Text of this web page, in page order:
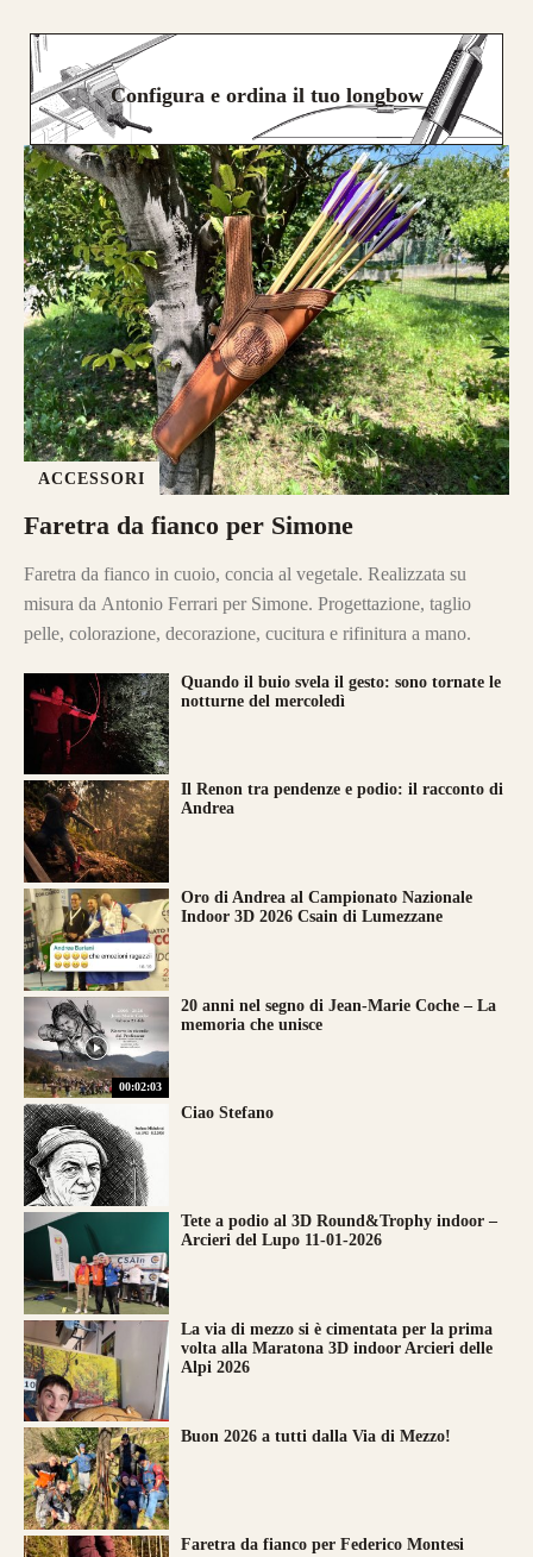
Configura e ordina il tuo longbow
ACCESSORI
Faretra da fianco per Simone
Faretra da fianco in cuoio, concia al vegetale. Realizzata su
misura da Antonio Ferrari per Simone. Progettazione, taglio
pelle, colorazione, decorazione, cucitura e rifinitura a mano.
Quando il buio svela il gesto: sono tornate le
notturne del mercoledì
Il Renon tra pendenze e podio: il racconto di
Andrea
Oro di Andrea al Campionato Nazionale
Indoor 3D 2026 Csain di Lumezzane
00:02:03
20 anni nel segno di Jean-Marie Coche – La
memoria che unisce
Ciao Stefano
Tete a podio al 3D Round&Trophy indoor –
Arcieri del Lupo 11-01-2026
La via di mezzo si è cimentata per la prima
volta alla Maratona 3D indoor Arcieri delle
Alpi 2026
Buon 2026 a tutti dalla Via di Mezzo!
Faretra da fianco per Federico Montesi